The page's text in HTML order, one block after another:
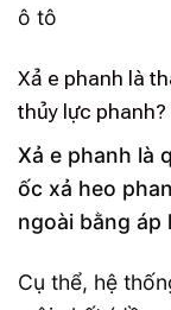
Xả e phanh là
thủy lực phanh?
Xả e phanh là
ốc xả heo
ngoài bằng áp
Cụ thể, hệ